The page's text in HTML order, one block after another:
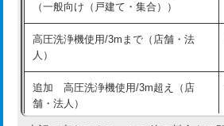
（一般向け（戸建て・集合））
高圧洗浄機使用/3mまで（店舗・法
人）
追加 高圧洗浄機使用/3m超え（店
舗・法人）